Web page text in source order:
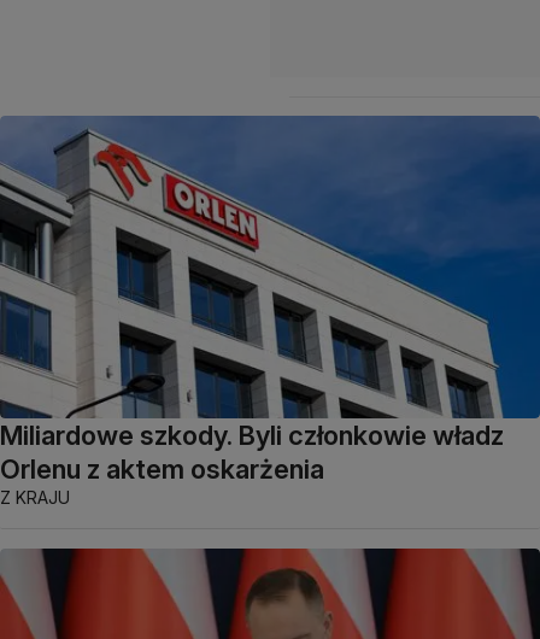
Miliardowe szkody. Byli członkowie władz
Orlenu z aktem oskarżenia
Z KRAJU